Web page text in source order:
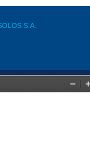
S.A.